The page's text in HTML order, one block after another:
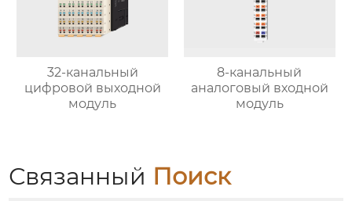
32-канальный
цифровой выходной
модуль
8-канальный
аналоговый входной
модуль
Связанный Поиск